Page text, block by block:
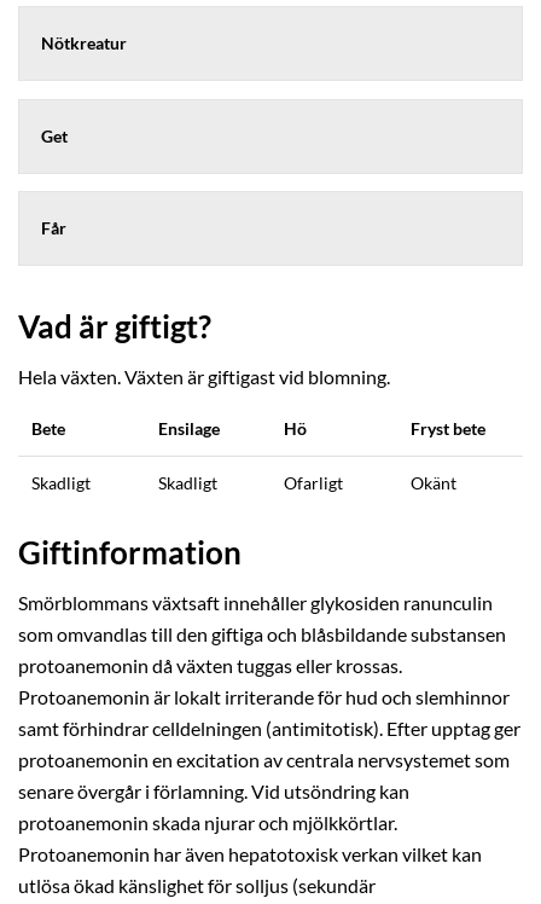
Nötkreatur
Get
Får
Vad är giftigt?
Hela växten. Växten är giftigast vid blomning.
Bete Ensilage Hö Fryst bete
Skadligt Skadligt Ofarligt Okänt
Giftinformation
Smörblommans växtsaft innehåller glykosiden ranunculin
som omvandlas till den giftiga och blåsbildande substansen
protoanemonin då växten tuggas eller krossas.
Protoanemonin är lokalt irriterande för hud och slemhinnor
samt förhindrar celldelningen (antimitotisk). Efter upptag ger
protoanemonin en excitation av centrala nervsystemet som
senare övergår i förlamning. Vid utsöndring kan
protoanemonin skada njurar och mjölkkörtlar.
Protoanemonin har även hepatotoxisk verkan vilket kan
utlösa ökad känslighet för solljus (sekundär